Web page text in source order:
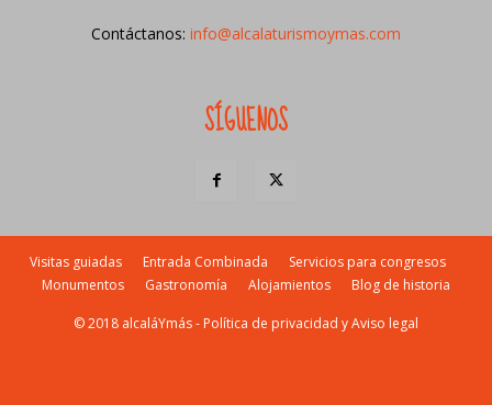
Contáctanos: info@alcalaturismoymas.com
SÍGUENOS
Visitas guiadas Entrada Combinada
Servicios para congresos
Monumentos
Gastronomía Alojamientos Blog de historia
© 2018 alcaláYmás - Política de privacidad y Aviso legal